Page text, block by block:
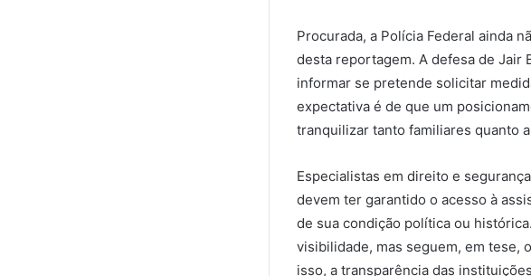
Procurada, a Polícia Federal ainda
desta reportagem. A defesa de Jair
informar se pretende solicitar
expectativa é de que um
tranquilizar tanto familiares quanto
Especialistas em direito e
devem ter garantido o acesso à
de sua condição política ou
visibilidade, mas seguem, em tese,
isso, a transparência das